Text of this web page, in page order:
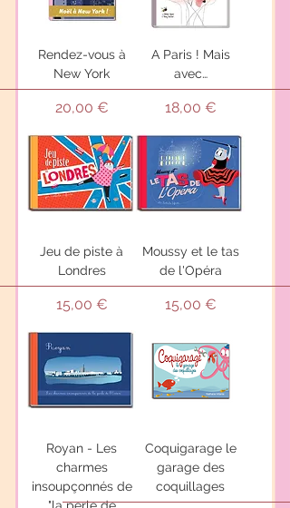
Rendez-vous à
New York
Prix
20,00 €
A Paris ! Mais
avec…
Prix
18,00 €
Jeu de piste à
Londres
Prix
15,00 €
Moussy et le tas
de l'Opéra
Prix
15,00 €
Royan - Les
charmes
insoupçonnés de
"la perle de
Coquigarage le
garage des
coquillages